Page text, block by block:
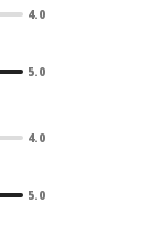
4.0
5.0
4.0
5.0